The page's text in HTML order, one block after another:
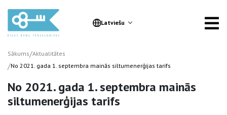
Latviešu
Sākums/Aktualitātes
/No 2021. gada 1. septembra mainās siltumenerģijas tarifs
No 2021. gada 1. septembra mainās
siltumenerģijas tarifs